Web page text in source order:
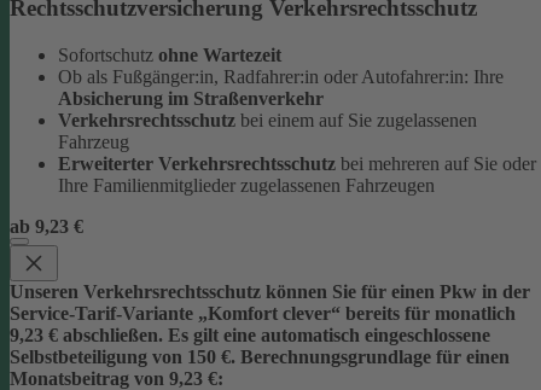
Rechtsschutzversicherung Verkehrsrechtsschutz
Sofortschutz ohne Wartezeit
Ob als Fußgänger:in, Radfahrer:in oder Autofahrer:in: Ihre
Absicherung im Straßenverkehr
Verkehrsrechtsschutz bei einem auf Sie zugelassenen
Fahrzeug
Erweiterter Verkehrsrechtsschutz bei mehreren auf Sie oder
Ihre Familienmitglieder zugelassenen Fahrzeugen
ab 9,23 €
Unseren Verkehrsrechtsschutz können Sie für einen Pkw in der
Service-Tarif-Variante „Komfort clever“ bereits für monatlich
9,23 € abschließen. Es gilt eine automatisch eingeschlossene
Selbstbeteiligung von 150 €. Berechnungsgrundlage für einen
Monatsbeitrag von 9,23 €: